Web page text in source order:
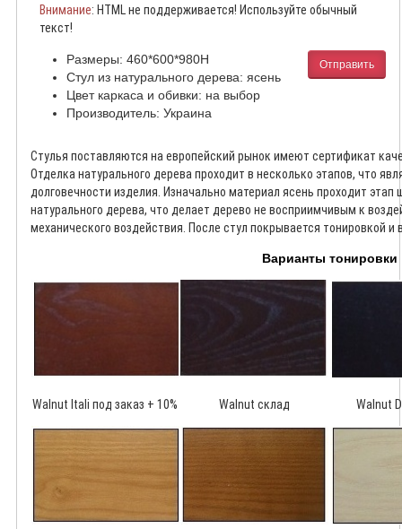
Внимание: HTML не поддерживается! Используйте обычный
текст!
Отправить
Размеры: 460*600*980Н
Стул из натурального дерева: ясень
Цвет каркаса и обивки: на выбор
Производитель: Украина
Стулья поставляются на европейский рынок имеют сертификат
Отделка натурального дерева проходит в несколько этапов, что
долговечности изделия. Изначально материал ясень проходит
натурального дерева, что делает дерево не восприимчивым к
механического воздействия. После стул покрывается тонировкой
Варианты тонировки
Walnut Itali под заказ + 10% Walnut склад Walnut